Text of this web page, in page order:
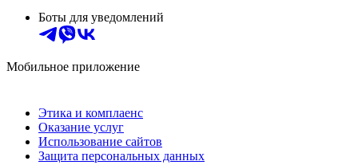
Боты для уведомлений
Мобильное приложение
Этика и комплаенс
Оказание услуг
Использование сайтов
Защита персональных данных